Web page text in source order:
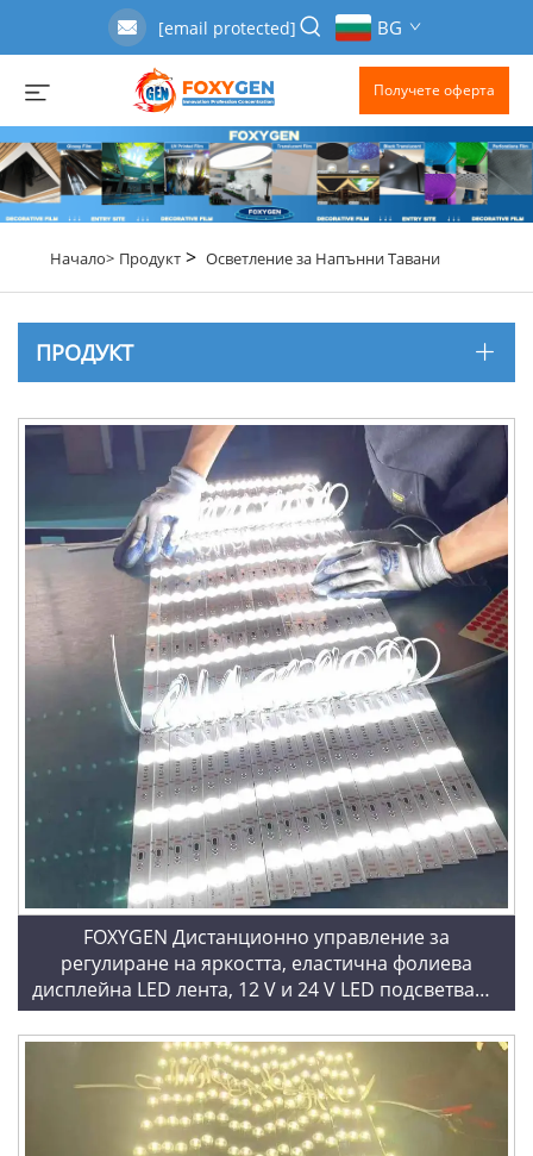
[email protected] BG
Получете оферта
Начало> Продукт> Осветление за Напънни Тавани
ПРОДУКТ
FOXYGEN Дистанционно управление за
регулиране на яркостта, еластична фолиева
дисплейна LED лента, 12 V и 24 V LED подсветваща
лента